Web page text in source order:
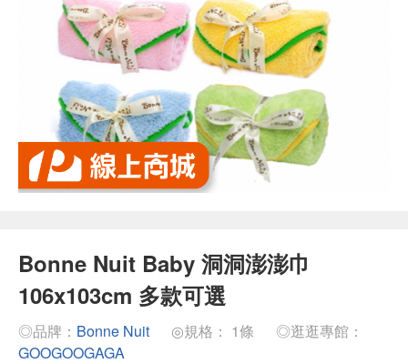
Bonne Nuit Baby 洞洞澎澎巾
106x103cm 多款可選
◎品牌： Bonne Nuit ◎規格： 1條
◎逛逛專館：
GOOGOOGAGA